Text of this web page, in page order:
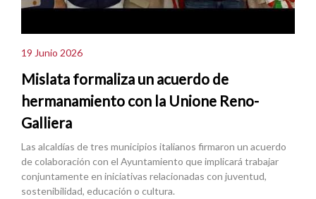
19 Junio 2026
Mislata formaliza un acuerdo de
hermanamiento con la Unione Reno-
Galliera
Las alcaldías de tres municipios italianos firmaron un acuerdo
de colaboración con el Ayuntamiento que implicará trabajar
conjuntamente en iniciativas relacionadas con juventud,
sostenibilidad, educación o cultura.